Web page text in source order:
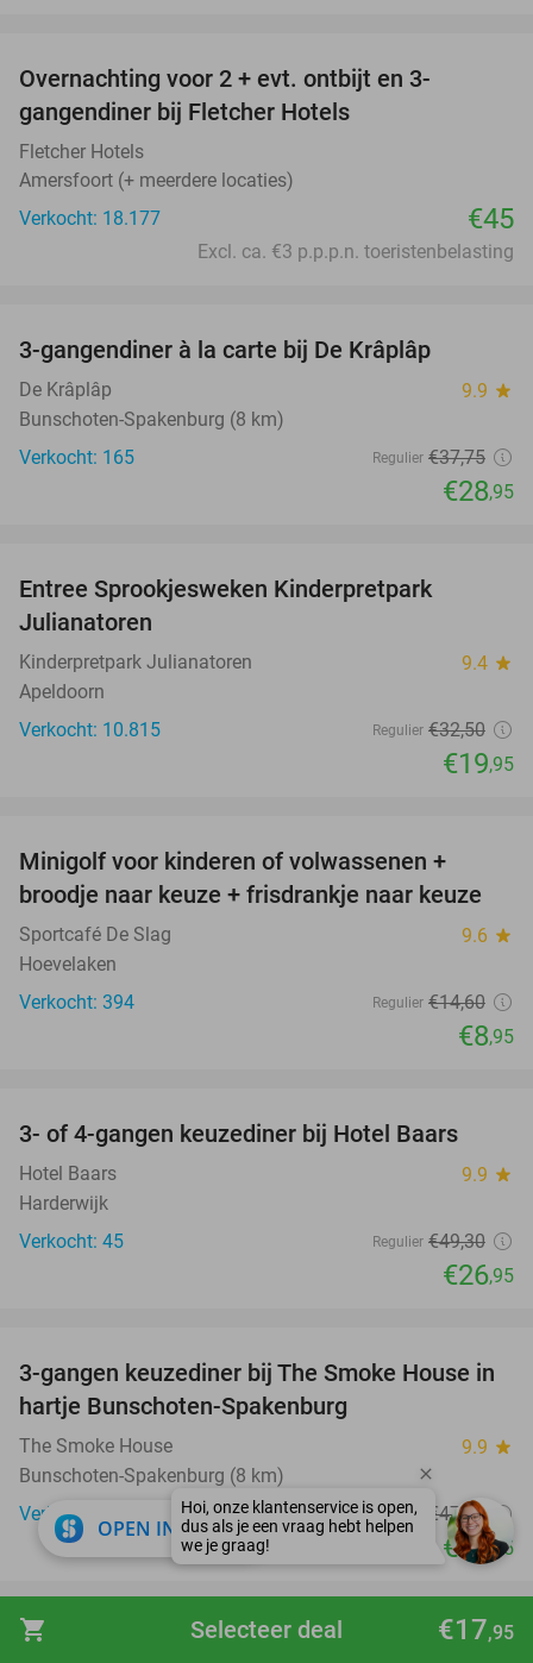
shopping_cart €17,95
Selecteer deal
Overnachting voor 2 + evt. ontbijt en 3-
gangendiner bij Fletcher Hotels
Fletcher Hotels
Amersfoort (+ meerdere locaties)
Verkocht: 18.177
€45
Excl. ca. €3 p.p.p.n. toeristenbelasting
3-gangendiner à la carte bij De Krâplâp
De Krâplâp 9.9 star
Bunschoten-Spakenburg (8 km)
Verkocht: 165
Regulier €37,75
€28,95
Entree Sprookjesweken Kinderpretpark
Julianatoren
Kinderpretpark Julianatoren 9.4 star
Apeldoorn
Verkocht: 10.815
Regulier €32,50
€19,95
Minigolf voor kinderen of volwassenen +
broodje naar keuze + frisdrankje naar keuze
Sportcafé De Slag 9.6 star
Hoevelaken
Verkocht: 394
Regulier €14,60
€8,95
3- of 4-gangen keuzediner bij Hotel Baars
Hotel Baars 9.9 star
Harderwijk
Verkocht: 45
Regulier €49,30
€26,95
37%
3-gangen keuzediner bij The Smoke House in
hartje Bunschoten-Spakenburg
The Smoke House 9.9 star
Bunschoten-Spakenburg (8 km)
Verkocht: 159
Regulier €47,40
€29,95
48%
3-gangen shared dining-diner bij Emiclaer's
OPEN IN APP close